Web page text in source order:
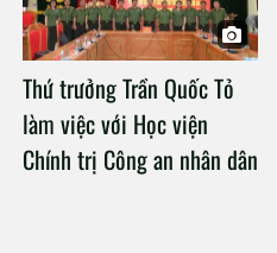
Thứ trưởng Trần Quốc Tỏ
làm việc với Học viện
Chính trị Công an nhân dân